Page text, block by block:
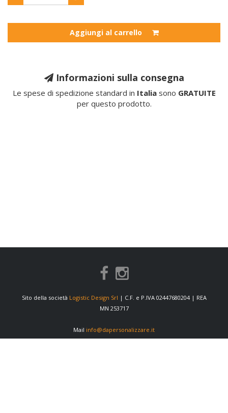
Aggiungi al carrello
Informazioni sulla consegna
Le spese di spedizione standard in Italiasono GRATUITE
per questo prodotto.
Sito della società Logistic Design Srl | C.F. e P.IVA 02447680204 | REA
MN 253717
Mail info@dapersonalizzare.it